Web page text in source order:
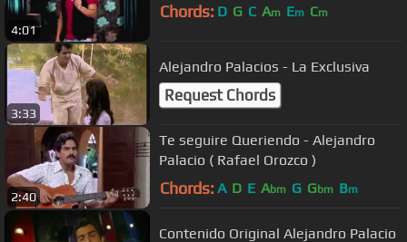
4:01
Chords: D G C Am Em Cm
3:33
Alejandro Palacios - La Exclusiva
Request Chords
2:40
Te seguire Queriendo - Alejandro
Palacio ( Rafael Orozco )
Chords: A D E Abm G Gbm Bm
Contenido Original Alejandro Palacio